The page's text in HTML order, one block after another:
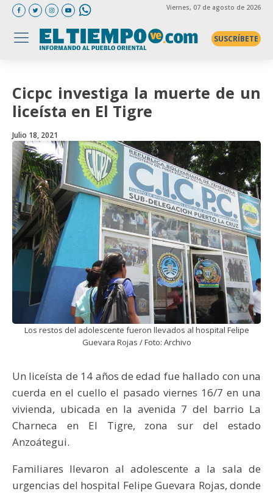
Viernes, 07 de agosto de 2026
SUSCRÍBETE
Cicpc investiga la muerte de un
liceísta en El Tigre
Julio 18, 2021
Los restos del adolescente fueron llevados al hospital Felipe
Guevara Rojas / Foto: Archivo
Un liceísta de 14 años de edad fue hallado con una
cuerda en el cuello el pasado viernes 16/7 en una
vivienda, ubicada en la avenida 7 del barrio La
Charneca en El Tigre, zona sur del estado
Anzoátegui.
Familiares llevaron al adolescente a la sala de
urgencias del hospital Felipe Guevara Rojas, donde